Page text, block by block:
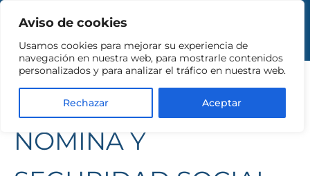
Aviso de cookies
Usamos cookies para mejorar su experiencia de
navegación en nuestra web, para mostrarle contenidos
personalizados y para analizar el tráfico en nuestra web.
Rechazar Aceptar
CALENDARIO DE
OBLIGACIONES DE
NÓMINA Y